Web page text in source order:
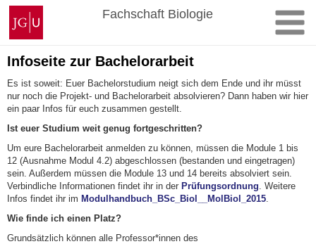
Zum
Inhalt
springen
Johannes
Gutenberg-
Universität
Mainz
Fachschaft Biologie
Infoseite zur Bachelorarbeit
Es ist soweit: Euer Bachelorstudium neigt sich dem Ende und ihr müsst
nur noch die Projekt- und Bachelorarbeit absolvieren? Dann haben wir hier
ein paar Infos für euch zusammen gestellt.
Ist euer Studium weit genug fortgeschritten?
Um eure Bachelorarbeit anmelden zu können müssen die Module 1 bis
12 (Ausnahme Modul 4.2) abgeschlossen (bestanden und eingetragen)
sein . Außerdem müssen die Module 13 und 14 bereits absolviert sein.
Verbindliche Informationen findet ihr in der Prüfungsordnung Weitere
Infos findet ihr im Modulhandbuch_BSc_Biol__MolBiol_2015
Wie finde ich einen Platz?
Grundsätzlich können alle Professor*innen des